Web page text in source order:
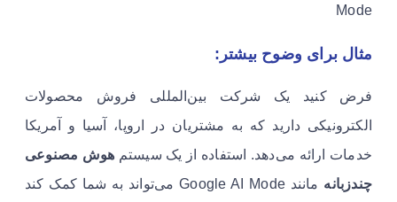
Mode
مثال برای وضوح بیشتر:
فرض کنید یک شرکت بین‌المللی فروش محصولات
الکترونیکی دارید که به مشتریان در اروپا، آسیا و آمریکا
خدمات ارائه می‌دهد. استفاده از یک سیستم هوش مصنوعی
چندزبانه
مانند Google AI Mode می‌تواند به شما کمک کند